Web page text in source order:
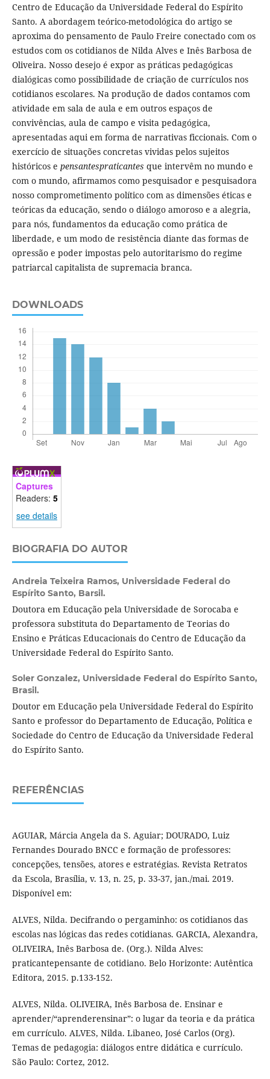
Centro de Educação da Universidade Federal do Espírito
Santo. A abordagem teórico-metodológica do artigo se
aproxima do pensamento de Paulo Freire conectado com os
estudos com os cotidianos de Nilda Alves e Inês Barbosa de
Oliveira. Nosso desejo é expor as práticas pedagógicas
dialógicas como possibilidade de criação de currículos nos
cotidianos escolares. Na produção de dados contamos com
atividade em sala de aula e em outros espaços de
convivências, aula de campo e visita pedagógica,
apresentadas aqui em forma de narrativas ficcionais. Com o
exercício de situações concretas vividas pelos sujeitos
históricos e pensantespraticantes que intervêm no mundo e
com o mundo, afirmamos como pesquisador e pesquisadora
nosso comprometimento político com as dimensões éticas e
teóricas da educação, sendo o diálogo amoroso e a alegria,
para nós, fundamentos da educação como prática de
liberdade, e um modo de resistência diante das formas de
opressão e poder impostas pelo autoritarismo do regime
patriarcal capitalista de supremacia branca.
DOWNLOADS
Captures
Readers: 5
see details
BIOGRAFIA DO AUTOR
Andreia Teixeira Ramos, Universidade Federal do
Espírito Santo, Barsil.
Doutora em Educação pela Universidade de Sorocaba e
professora substituta do Departamento de Teorias do
Ensino e Práticas Educacionais do Centro de Educação da
Universidade Federal do Espírito Santo.
Soler Gonzalez, Universidade Federal do Espírito Santo,
Brasil.
Doutor em Educação pela Universidade Federal do Espírito
Santo e professor do Departamento de Educação, Política e
Sociedade do Centro de Educação da Universidade Federal
do Espírito Santo.
REFERÊNCIAS
AGUIAR, Márcia Angela da S. Aguiar; DOURADO, Luiz
Fernandes Dourado BNCC e formação de professores:
concepções, tensões, atores e estratégias. Revista Retratos
da Escola, Brasília, v. 13, n. 25, p. 33-37, jan./mai. 2019.
Disponível em:
ALVES, Nilda. Decifrando o pergaminho: os cotidianos das
escolas nas lógicas das redes cotidianas. GARCIA, Alexandra,
OLIVEIRA, Inês Barbosa de. (Org.). Nilda Alves:
praticantepensante de cotidiano. Belo Horizonte: Autêntica
Editora, 2015. p.133-152.
ALVES, Nilda. OLIVEIRA, Inês Barbosa de. Ensinar e
aprender/“aprenderensinar”: o lugar da teoria e da prática
em currículo. ALVES, Nilda. Libaneo, José Carlos (Org).
Temas de pedagogia: diálogos entre didática e currículo.
São Paulo: Cortez, 2012.